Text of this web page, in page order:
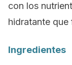
con los
hidratante
Ingredientes